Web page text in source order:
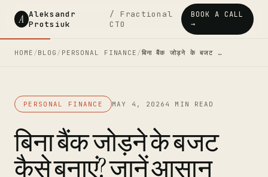
A Aleksandr
Protsiuk
/ Fractional
CTO
BOOK A CALL
→
HOME /BLOG / PERSONAL FINANCE /बिना बैंक जोड़ने के बजट …
PERSONAL FINANCE MAY 4, 2026 4 MIN READ
बिना बैंक जोड़ने के बजट
कैसे बनाएं? जानें आसान